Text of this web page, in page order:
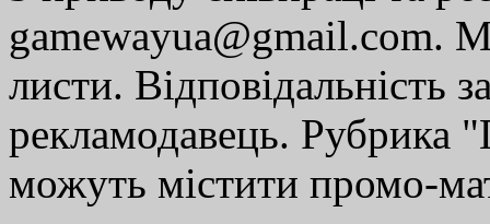
gamewayua@gmail.com.
листи. Відповідальність
рекламодавець. Рубрика
можуть містити промо-